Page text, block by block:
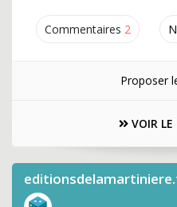
Commentaires 2
Proposer
VOIR LE